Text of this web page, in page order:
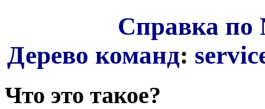
Справка по
Дерево команд:
Что это такое?